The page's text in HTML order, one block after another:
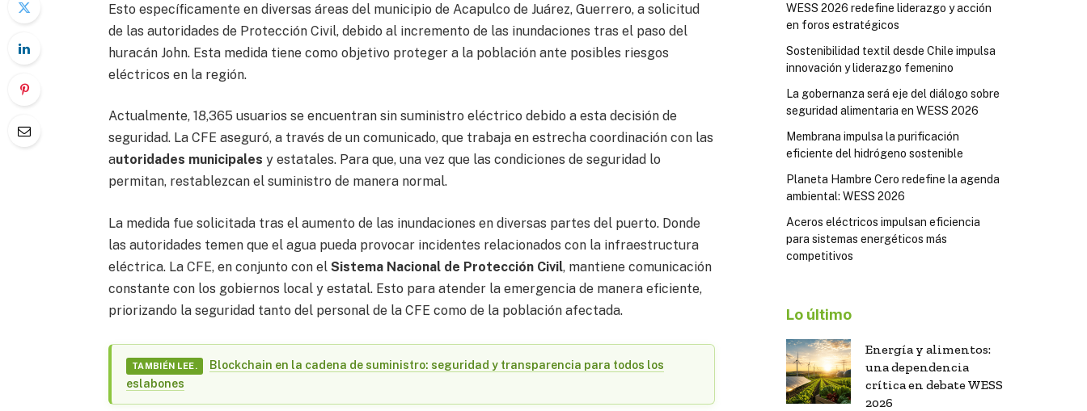
Esto específicamente en diversas áreas del municipio de Acapulco de Juárez, Guerrero, a solicitud
de las autoridades de Protección Civil, debido al incremento de las inundaciones tras el paso del
huracán John. Esta medida tiene como objetivo proteger a la población ante posibles riesgos
eléctricos en la región.
Actualmente, 18,365 usuarios se encuentran sin suministro eléctrico debido a esta decisión de
seguridad. La CFE aseguró, a través de un comunicado, que trabaja en estrecha coordinación con las
autoridades municipales y estatales. Para que, una vez que las condiciones de seguridad lo
permitan, restablezcan el suministro de manera normal.
La medida fue solicitada tras el aumento de las inundaciones en diversas partes del puerto. Donde
las autoridades temen que el agua pueda provocar incidentes relacionados con la infraestructura
eléctrica. La CFE, en conjunto con elSistema Nacional de Protección Civil, mantiene comunicación
constante con los gobiernos local y estatal. Esto para atender la emergencia de manera eficiente,
priorizando la seguridad tanto del personal de la CFE como de la población afectada.
TAMBIÉN LEE.
Blockchain en la cadena de suministro: seguridad y transparencia para todos los
eslabones
WESS 2026 redefine liderazgo y acción
en foros estratégicos
Sostenibilidad textil desde Chile impulsa
innovación y liderazgo femenino
La gobernanza será eje del diálogo sobre
seguridad alimentaria en WESS 2026
Membrana impulsa la purificación
eficiente del hidrógeno sostenible
Planeta Hambre Cero redefine la agenda
ambiental: WESS 2026
Aceros eléctricos impulsan eficiencia
para sistemas energéticos más
competitivos
Lo último
Energía y alimentos:
una dependencia
crítica en debate WESS
2026